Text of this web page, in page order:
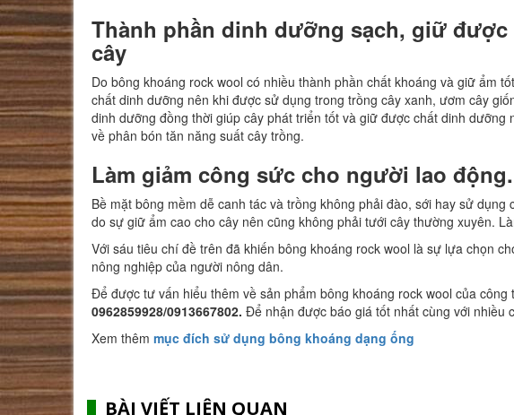
Thành phần dinh dưỡng sạch, giữ
cây
Do bông khoáng rock wool có nhiều thành phần chất khoáng và giữ ẩm
chất dinh dưỡng nên khi được sử dụng trong trồng cây xanh, ươm cây
dinh dưỡng đồng thời giúp cây phát triển tốt và giữ được chất dinh dưỡng
về phân bón tăn năng suất cây trồng.
Làm giảm công sức cho người lao động.
Bề mặt bông mềm dễ canh tác và trồng không phải đào, sới hay sử
do sự giữ ẩm cao cho cây nên cũng không phải tưới cây thường xuyên.
Với sáu tiêu chí đề trên đã khiến bông khoáng rock wool là sự lựa chọn
nông nghiệp của người nông dân.
Để được tư vấn hiểu thêm về sản phẩm bông khoáng rock wool của công
0962859928/0913667802. Để nhận được báo giá tốt nhất cùng với nhiều
Xem thêm mục đích sử dụng bông khoáng dạng ống
BÀI VIẾT LIÊN QUAN